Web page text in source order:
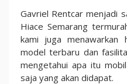
1
Jutaan
Gavriel Rentcar menjadi
Hiace Semarang
kami juga menawarkan
model terbaru dan
mengetahui apa itu
saja yang akan didapat.